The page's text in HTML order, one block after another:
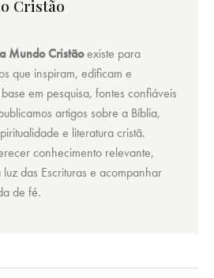
Cristão
Mundo Cristãoexiste para
que inspiram, edificam e
em pesquisa, fontes confiáveis
artigos sobre a Bíblia,
e literatura cristã.
conhecimento relevante,
das Escrituras e acompanhar
de fé.